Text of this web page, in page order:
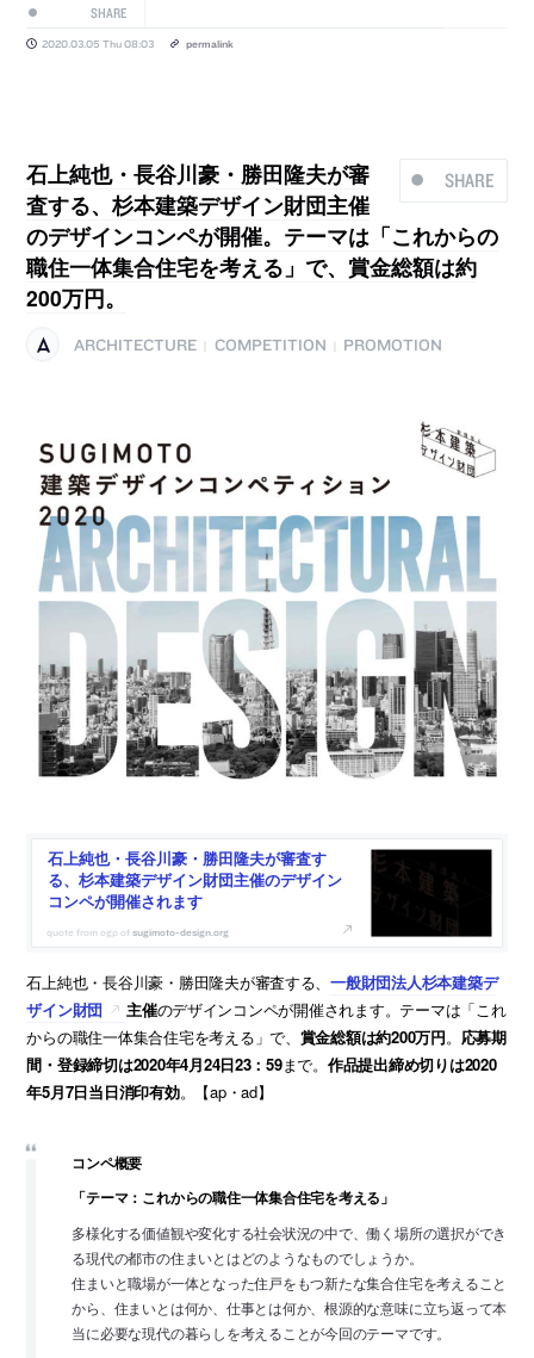
SHARE
2020.03.05 Thu 08:03 permalink
SHARE
石上純也・長谷川豪・勝田隆夫が審
査する、杉本建築デザイン財団主催
のデザインコンペが開催。テーマは「これからの
職住一体集合住宅を考える」で、賞金総額は約
200万円。
ARCHITECTURE COMPETITION PROMOTION
石上純也・長谷川豪・勝田隆夫が審査す
る、杉本建築デザイン財団主催のデザイン
コンペが開催されます
sugimoto-design.org
石上純也・長谷川豪・勝田隆夫が審査する、一般財団法人杉本建築デ
ザイン財団
主催のデザインコンペが開催されます。テーマは「これ
からの職住一体集合住宅を考える」で、 賞金総額は約200万円。 応募期
間・登録締切は2020年4月24日23：59まで。 作品提出締め切りは2020
年5月7日当日消印有効。【ap・ad】
コンペ概要
「テーマ：これからの職住一体集合住宅を考える」
多様化する価値観や変化する社会状況の中で、働く場所の選択ができ
る現代の都市の住まいとはどのようなものでしょうか。
住まいと職場が一体となった住戸をもつ新たな集合住宅を考えること
から、住まいとは何か、仕事とは何か、根源的な意味に立ち返って本
当に必要な現代の暮らしを考えることが今回のテーマです。